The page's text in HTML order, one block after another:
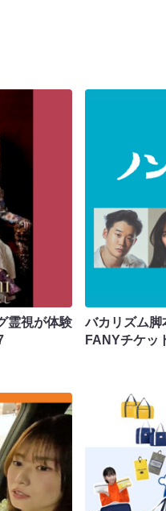
霊視が体験
バカリズム
FANYチケッ